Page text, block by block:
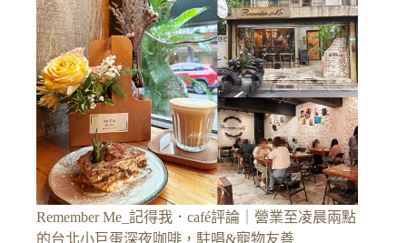
Remember Me_記得我．café評論｜營業至凌晨兩點
的台北小巨蛋深夜咖啡，駐唱&寵物友善